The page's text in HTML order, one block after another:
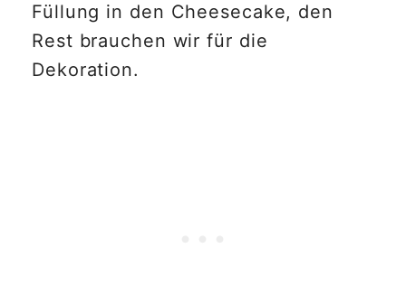
Füllung in den Cheesecake, den
Rest brauchen wir für die
Dekoration.